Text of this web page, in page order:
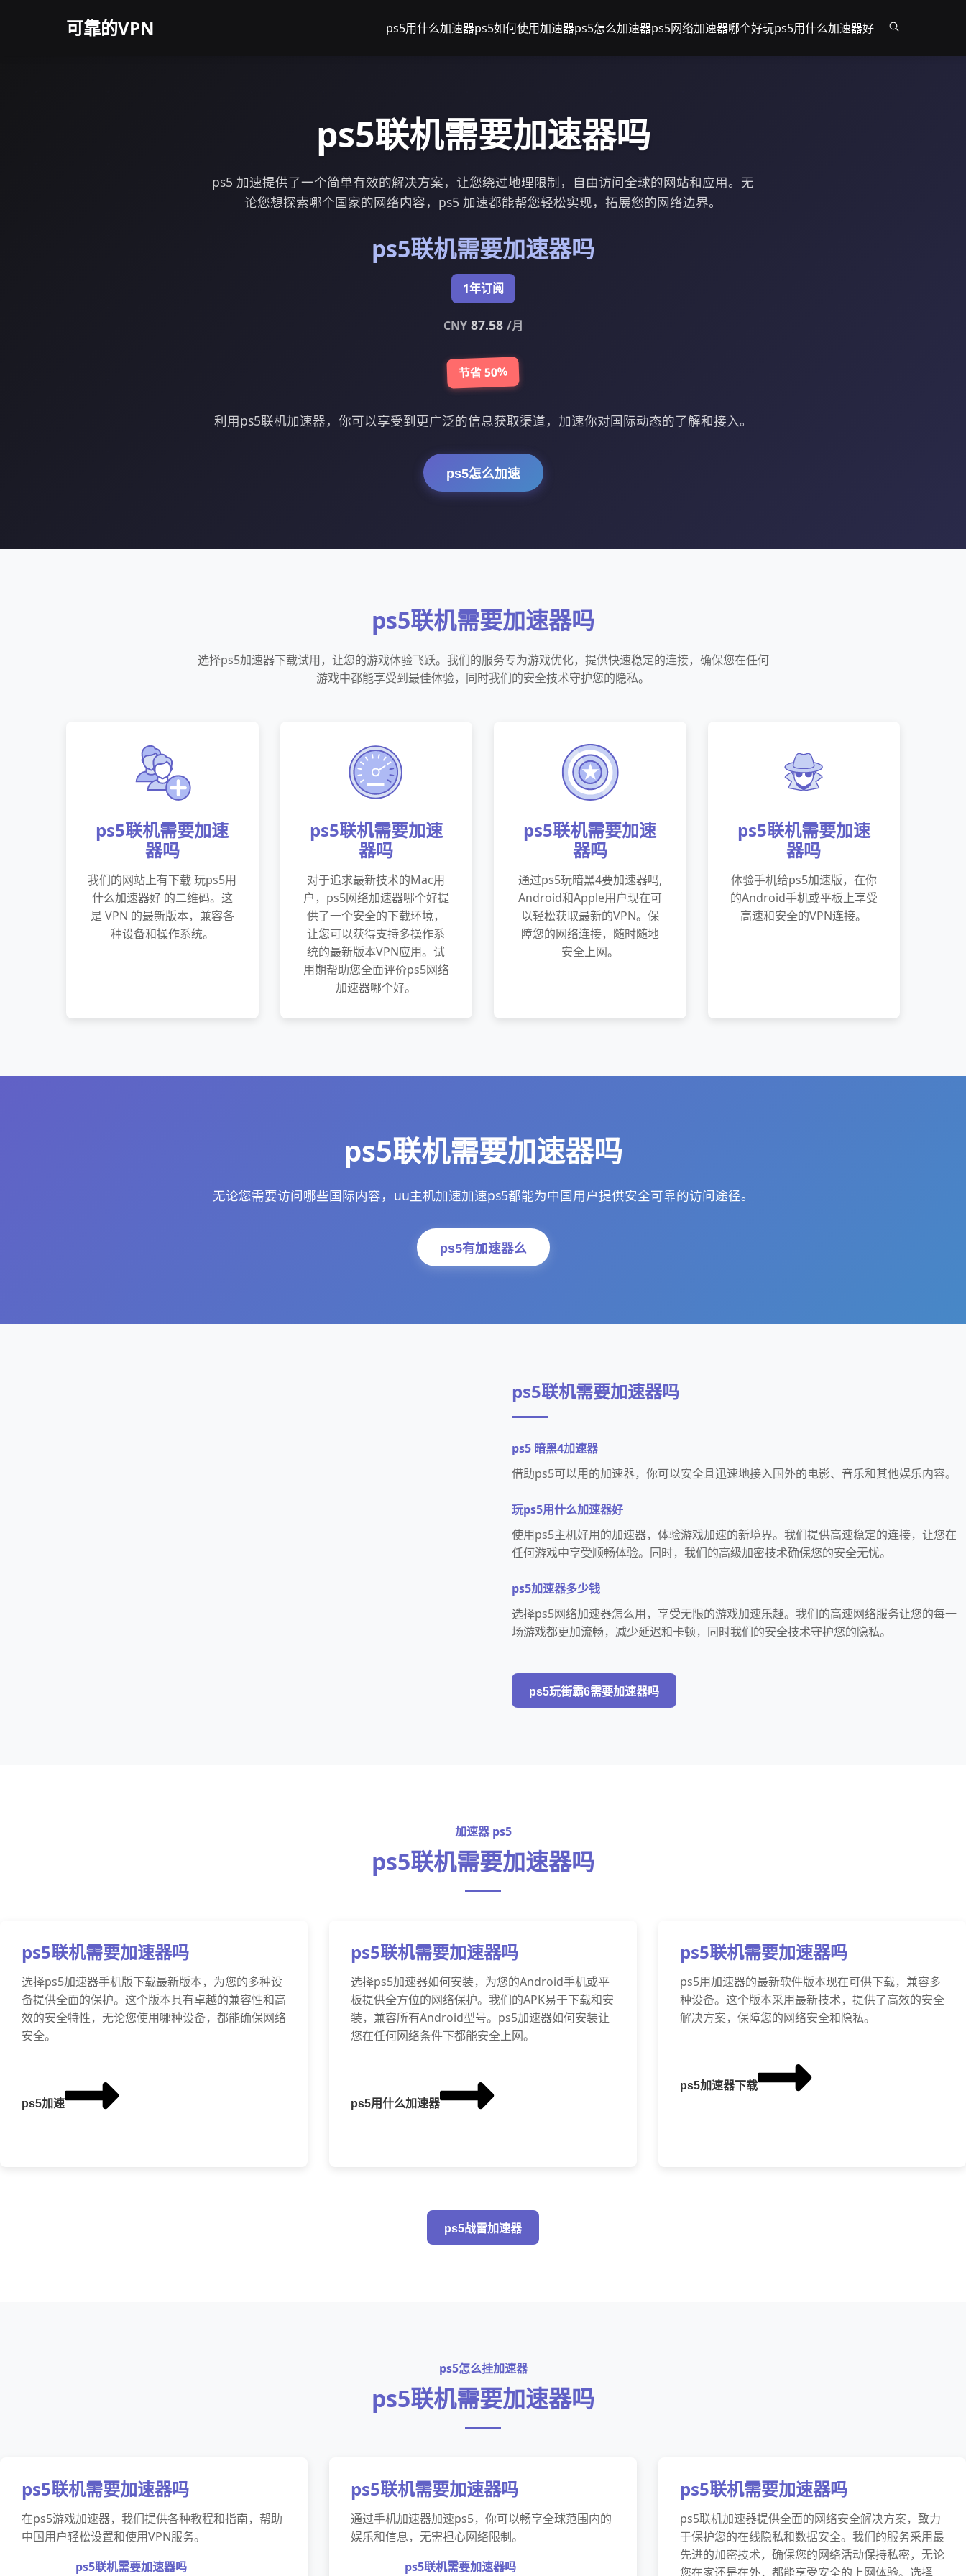
可靠的VPN ps5用什么加速器ps5如何使用加速器ps5怎么加速器ps5网络加速器哪个好玩ps5用什么加速器好
ps5联机需要加速器吗
ps5 加速提供了一个简单有效的解决方案，让您绕过地理限制，自由访问全球的网站和应用。无
论您想探索哪个国家的网络内容，ps5 加速都能帮您轻松实现，拓展您的网络边界。
ps5联机需要加速器吗
1年订阅
CNY87.58 /月
节省 50%
利用ps5联机加速器，你可以享受到更广泛的信息获取渠道，加速你对国际动态的了解和接入。
ps5怎么加速
ps5联机需要加速器吗
选择ps5加速器下载试用，让您的游戏体验飞跃。我们的服务专为游戏优化，提供快速稳定的连接，确保您在任何
游戏中都能享受到最佳体验，同时我们的安全技术守护您的隐私。
ps5联机需要加速
器吗
我们的网站上有下载 玩ps5用
什么加速器好 的二维码。这
是 VPN 的最新版本，兼容各
种设备和操作系统。
ps5联机需要加速
器吗
对于追求最新技术的Mac用
户，ps5网络加速器哪个好提
供了一个安全的下载环境，
让您可以获得支持多操作系
统的最新版本VPN应用。试
用期帮助您全面评价ps5网络
加速器哪个好。
ps5联机需要加速
器吗
通过ps5玩暗黑4要加速器吗,
Android和Apple用户现在可
以轻松获取最新的VPN。保
障您的网络连接，随时随地
安全上网。
ps5联机需要加速
器吗
体验手机给ps5加速版，在你
的Android手机或平板上享受
高速和安全的VPN连接。
ps5联机需要加速器吗
无论您需要访问哪些国际内容，uu主机加速加速ps5都能为中国用户提供安全可靠的访问途径。
ps5有加速器么
ps5联机需要加速器吗
ps5 暗黑4加速器
借助ps5可以用的加速器，你可以安全且迅速地接入国外的电影、音乐和其他娱乐内容。
玩ps5用什么加速器好
使用ps5主机好用的加速器，体验游戏加速的新境界。我们提供高速稳定的连接，让您在
任何游戏中享受顺畅体验。同时，我们的高级加密技术确保您的安全无忧。
ps5加速器多少钱
选择ps5网络加速器怎么用，享受无限的游戏加速乐趣。我们的高速网络服务让您的每一
场游戏都更加流畅，减少延迟和卡顿，同时我们的安全技术守护您的隐私。
ps5玩街霸6需要加速器吗
加速器 ps5
ps5联机需要加速器吗
ps5联机需要加速器吗
选择ps5加速器手机版下载最新版本，为您的多种设
备提供全面的保护。这个版本具有卓越的兼容性和高
效的安全特性，无论您使用哪种设备，都能确保网络
安全。
ps5加速
ps5联机需要加速器吗
选择ps5加速器如何安装，为您的Android手机或平
板提供全方位的网络保护。我们的APK易于下载和安
装，兼容所有Android型号。ps5加速器如何安装让
您在任何网络条件下都能安全上网。
ps5用什么加速器
ps5联机需要加速器吗
ps5用加速器的最新软件版本现在可供下载，兼容多
种设备。这个版本采用最新技术，提供了高效的安全
解决方案，保障您的网络安全和隐私。
ps5加速器下载
ps5战雷加速器
ps5怎么挂加速器
ps5联机需要加速器吗
ps5联机需要加速器吗
在ps5游戏加速器，我们提供各种教程和指南，帮助
中国用户轻松设置和使用VPN服务。
ps5联机需要加速器吗
ps5联机需要加速器吗
通过手机加速器加速ps5，你可以畅享全球范围内的
娱乐和信息，无需担心网络限制。
ps5联机需要加速器吗
ps5联机需要加速器吗
ps5联机加速器提供全面的网络安全解决方案，致力
于保护您的在线隐私和数据安全。我们的服务采用最
先进的加密技术，确保您的网络活动保持私密，无论
您在家还是在外，都能享受安全的上网体验。选择